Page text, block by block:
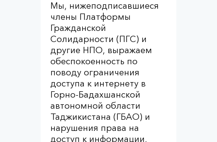
Мы, нижеподписавшиеся
члены Платформы
Гражданской
Солидарности (ПГС) и
другие НПО, выражаем
обеспокоенность по
поводу ограничения
доступа к интернету в
Горно-Бадахшанской
автономной области
Таджикистана (ГБАО) и
нарушения права на
доступ к информации,